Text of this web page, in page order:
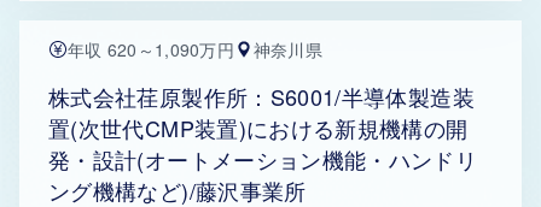
年収 620～1,090万円 神奈川県
株式会社荏原製作所：S6001/半導体製造装
置(次世代CMP装置)における新規機構の開
発・設計(オートメーション機能・ハンドリ
ング機構など)/藤沢事業所